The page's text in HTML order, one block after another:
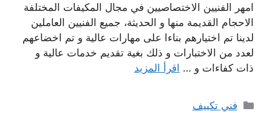
امهر الفنيين الاختصاصيين في مجال المكيفات المختلفة
الاحجام القديمة منها و الحديثة، جميع الفنيين العاملين
لدينا تم اختيارهم بناءا على مهارات عالية و تم اخضاعهم
لعدد من الاختبارات و ذلك بغية تقديم خدمات عالية و
ذات كفاءات و … اقرأ المزيد
التصنيفات
فني تكييف